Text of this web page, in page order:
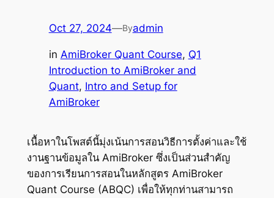
Oct 27, 2024—Byadmin
in AmiBroker Quant Course, Q1
Introduction to AmiBroker and
Quant, Intro and Setup for
AmiBroker
เนื้อหาในโพสต์นี้มุ่งเน้นการสอนวิธีการตั้งค่าและใช้
งานฐานข้อมูลใน AmiBroker ซึ่งเป็นส่วนสำคัญ
ของการเรียนการสอนในหลักสูตร AmiBroker
Quant Course (ABQC) เพื่อให้ทุกท่านสามารถ